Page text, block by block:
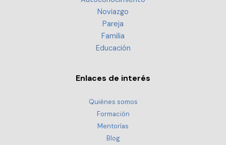
Noviazgo
Pareja
Familia
Educación
Enlaces de interés
Quiénes somos
Formación
Mentorías
Blog